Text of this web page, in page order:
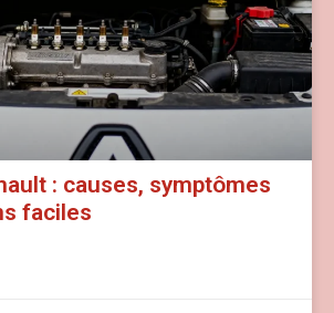
: causes, symptômes
faciles